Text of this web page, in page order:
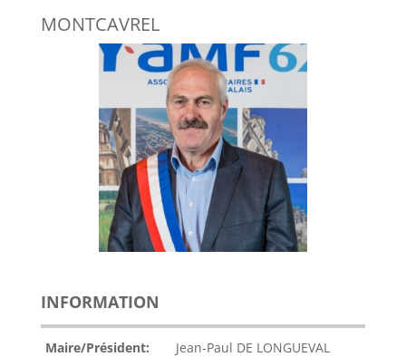
MONTCAVREL
INFORMATION
Maire/Président: Jean-Paul DE LONGUEVAL